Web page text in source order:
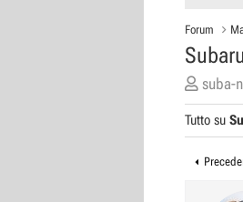
Forum
C
r
e
t
suba-
Tutto su